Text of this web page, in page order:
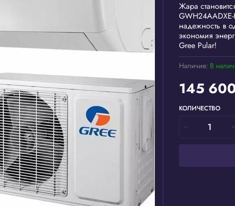
Наличие: В
145
КОЛИЧЕСТВО
Жара
надежность в
экономия
Gree Pular!